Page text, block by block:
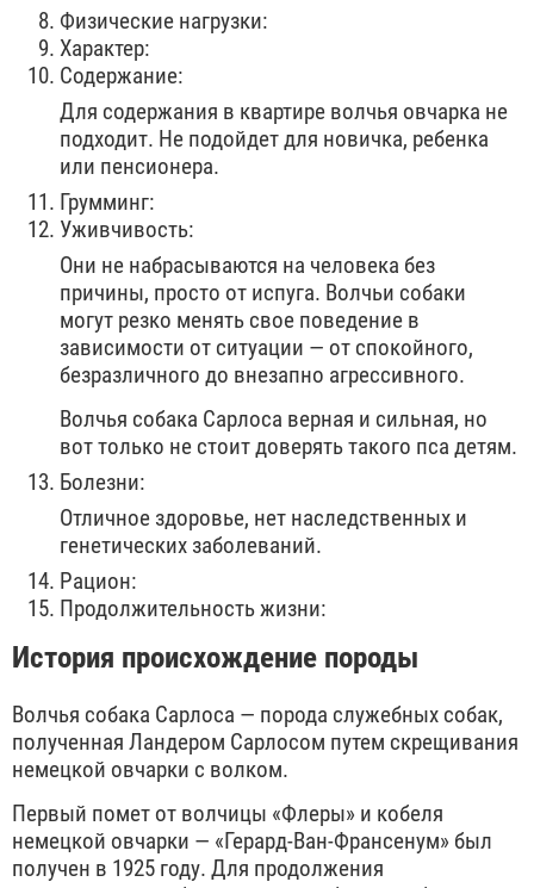
Физические нагрузки:
Характер:
Содержание:
Для содержания в квартире волчья овчарка не
подходит. Не подойдет для новичка, ребенка
или пенсионера.
Грумминг:
Уживчивость:
Они не набрасываются на человека без
причины, просто от испуга. Волчьи собаки
могут резко менять свое поведение в
зависимости от ситуации — от спокойного,
безразличного до внезапно агрессивного.
Волчья собака Сарлоса верная и сильная, но
вот только не стоит доверять такого пса детям.
Болезни:
Отличное здоровье, нет наследственных и
генетических заболеваний.
Рацион:
Продолжительность жизни:
История происхождение породы
Волчья собака Сарлоса — порода служебных собак,
полученная Ландером Сарлосом путем скрещивания
немецкой овчарки с волком.
Первый помет от волчицы «Флеры» и кобеля
немецкой овчарки — «Герард-Ван-Франсенум» был
получен в 1925 году. Для продолжения